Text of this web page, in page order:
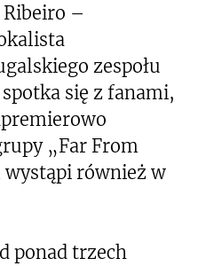
–
zespołu
się z fanami,
„Far From
wystąpi również w
ponad trzech